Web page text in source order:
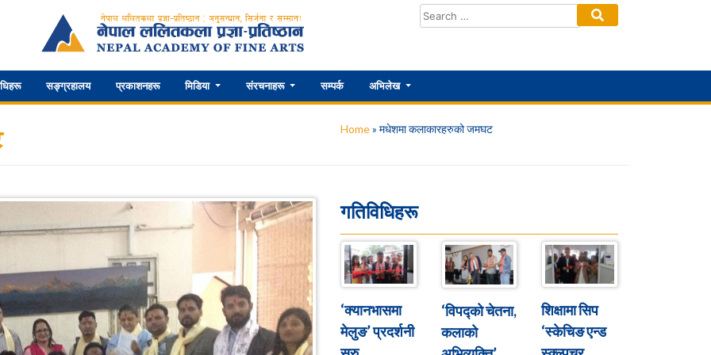
सङ्ग्रहालय प्रकाशनहरू मिडिया संरचनाहरू सम्पर्क अभिलेख
Home» मधेशमा कलाकारहरुको जमघट
गतिविधिहरू
‘क्यानभासमा
मेलुङ’ प्रदर्शनी
‘विपद्को चेतना,
कलाको
शिक्षामा सिप
‘स्केचिङ एन्ड